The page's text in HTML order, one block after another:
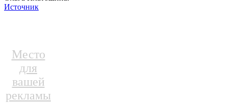
Источник
Место
для
вашей
рекламы